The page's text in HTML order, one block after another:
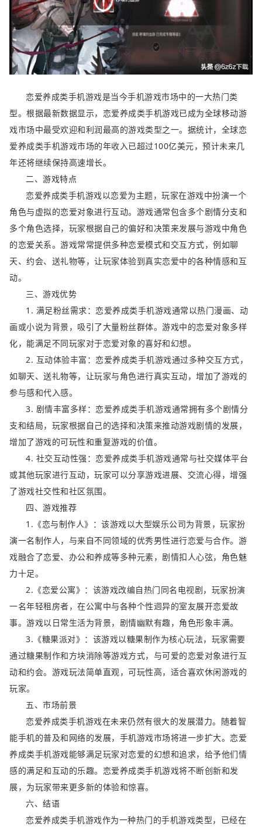
恋爱养成类手机游戏是当今手机游戏市场中的一大热门类
型。根据最新数据显示，恋爱养成类手机游戏已成为全球移动游
戏市场中最受欢迎和利润最高的游戏类型之一。据统计，全球恋
爱养成类手机游戏市场的年收入已超过100亿美元，预计未来几
年还将继续保持高速增长。
二、游戏特点
恋爱养成类手机游戏以恋爱为主题，玩家在游戏中扮演一个
角色与虚拟的恋爱对象进行互动。游戏通常包含多个剧情分支和
多个角色选择，玩家根据自己的偏好和决策来发展与游戏中角色
的恋爱关系。游戏常常提供多种恋爱模式和交互方式，例如聊
天、约会、送礼物等，让玩家体验到真实恋爱中的各种情感和互
动。
三、游戏优势
1. 满足粉丝需求：恋爱养成类手机游戏通常以热门漫画、动
画或小说为背景，吸引了大量粉丝群体。游戏中的恋爱对象多样
化，能满足不同玩家对于恋爱对象的喜好和幻想。
2. 互动体验丰富：恋爱养成类手机游戏通过多种交互方式，
如聊天、送礼物等，让玩家与角色进行真实互动，增加了游戏的
参与感和代入感。
3. 剧情丰富多样：恋爱养成类手机游戏通常拥有多个剧情分
支和结局，玩家根据自己的选择和决策来推动游戏剧情的发展，
增加了游戏的可玩性和重复游戏的价值。
4. 社交互动性强：恋爱养成类手机游戏通常与社交媒体平台
或其他玩家进行互动，玩家可以分享游戏进展、交流心得，增强
了游戏社交性和社区氛围。
四、游戏推荐
1.《恋与制作人》：该游戏以大型娱乐公司为背景，玩家扮
演一名制作人，与来自不同领域的优秀男性进行恋爱与合作。游
戏融合了恋爱、办公和养成等多种元素，剧情扣人心弦，角色魅
力十足。
2.《恋爱公寓》：该游戏改编自热门同名电视剧，玩家扮演
一名年轻租房者，在公寓中与各种个性迥异的室友展开恋爱故
事。游戏以日常生活为背景，剧情幽默有趣，角色形象丰满。
3.《糖果派对》：该游戏以糖果制作为核心玩法，玩家需要
通过糖果制作和方块消除等游戏方式，与可爱的恋爱对象进行互
动和约会。游戏玩法简单直观，可玩性高，适合喜欢休闲游戏的
玩家。
五、市场前景
恋爱养成类手机游戏在未来仍然有很大的发展潜力。随着智
能手机的普及和网络的发展，手机游戏市场将进一步扩大。恋爱
养成类手机游戏能够满足玩家对恋爱的幻想和追求，给予他们情
感的满足和互动的乐趣。恋爱养成类手机游戏将不断创新和发
展，为玩家带来更多新的体验和惊喜。
六、结语
恋爱养成类手机游戏作为一种热门的手机游戏类型，已经在